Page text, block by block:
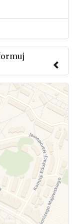
informację o